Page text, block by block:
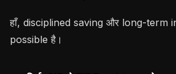
हाँ, disciplined saving और long-term
possible है।